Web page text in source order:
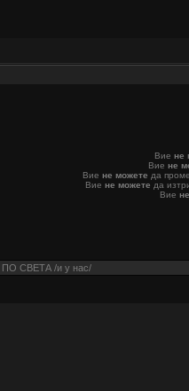
Вие не
Вие не
Вие не можете да
Вие не можете да
Вие